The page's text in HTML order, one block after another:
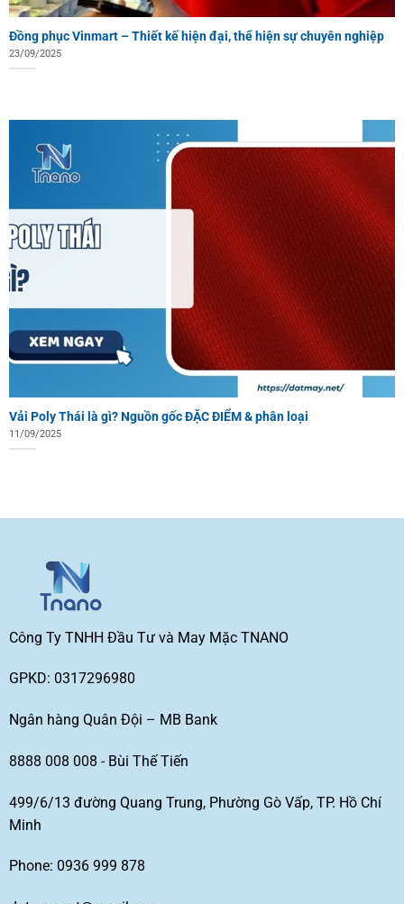
Đồng phục Vinmart – Thiết kế hiện đại, thể hiện sự chuyên nghiệp
23/09/2025
Vải Poly Thái là gì? Nguồn gốc ĐẶC ĐIỂM & phân loại
11/09/2025
Công Ty TNHH Đầu Tư và May Mặc TNANO
GPKD: 0317296980
Ngân hàng Quân Đội – MB Bank
8888 008 008 - Bùi Thế Tiến
499/6/13 đường Quang Trung, Phường Gò Vấp, TP. Hồ Chí
Minh
Phone: 0936 999 878